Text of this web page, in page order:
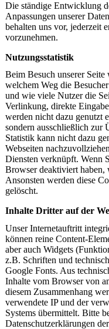
Die ständige Entwicklung
Anpassungen unserer
behalten uns vor, jederzeit
vorzunehmen.
Nutzungsstatistik
Beim Besuch unserer
welchem Weg die
und wie viele Nutzer die
Verlinkung, direkte
werden nicht dazu genutzt
sondern ausschließlich zur
Statistik kann nicht dazu
Webseiten
Diensten verknüpft. Wenn
Browser deaktiviert haben,
Ansonsten werden diese
gelöscht.
Inhalte Dritter auf der
Unser Internetauftritt
können reine Content-
aber auch Widgets
z.B. Schriften und
Google Fonts. Aus
Inhalte vom Browser von
diesem Zusammenhang
verwendete IP und der
Systems übermittelt. Bitte
Datenschutzerklärungen